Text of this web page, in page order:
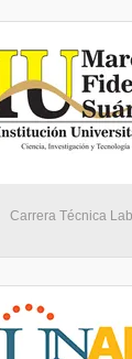
Carrera Técnica